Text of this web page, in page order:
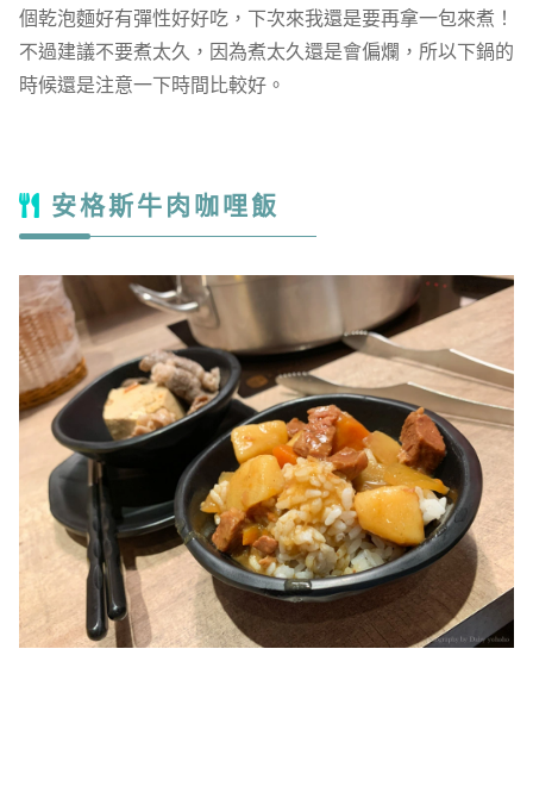
個乾泡麵好有彈性好好吃，下次來我還是要再拿一包來煮！
不過建議不要煮太久，因為煮太久還是會偏爛，所以下鍋的
時候還是注意一下時間比較好。
安格斯牛肉咖哩飯